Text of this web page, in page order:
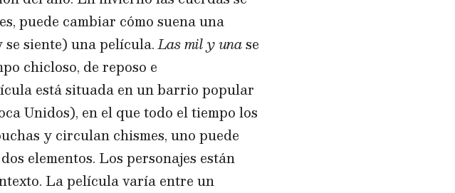
puede cambiar cómo suena una
se siente) una película.Las mil y unase
chicloso, de reposo e
está situada en un barrio popular
Unidos), en el que todo el tiempo los
y circulan chismes, uno puede
elementos. Los personajes están
La película varía entre un